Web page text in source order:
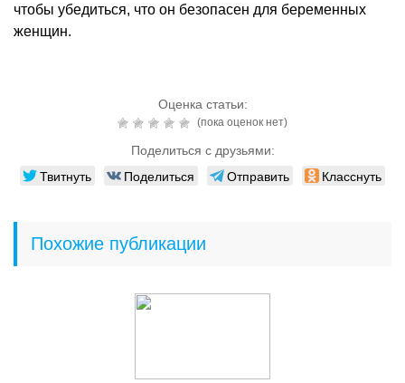
чтобы убедиться, что он безопасен для беременных
женщин.
Оценка статьи:
(пока оценок нет)
Поделиться с друзьями:
Твитнуть Поделиться Отправить Класснуть
Похожие публикации